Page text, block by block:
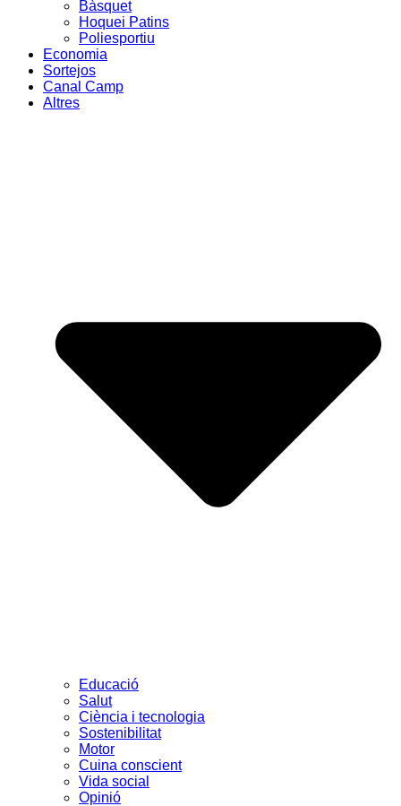
Bàsquet
Hoquei Patins
Poliesportiu
Economia
Sortejos
Canal Camp
Altres
Educació
Salut
Ciència i tecnologia
Sostenibilitat
Motor
Cuina conscient
Vida social
Opinió